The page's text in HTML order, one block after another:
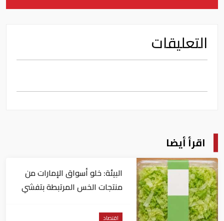
التعليقات
اقرأ أيضا
البيئة: خلو أسواق الإمارات من
منتجات الخس المرتبطة بتفشي
اقتصاد